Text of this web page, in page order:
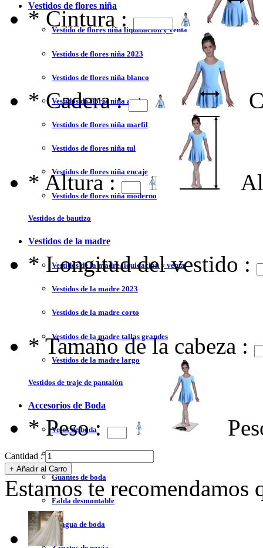
Vestidos de flores niña
Vestido de flores niña liquidación y venta
Vestidos de flores niña 2023
Vestidos de flores niña blanco
Vestidos de flores niña azul
Vestidos de flores niña marfil
Vestidos de flores niña tul
Vestidos de flores niña encaje
Vestidos de flores niña moderno
Vestidos de bautizo
Vestidos de la madre
Vestidos de la madre liquidación y venta
Vestidos de la madre 2023
Vestidos de la madre corto
Vestidos de la madre tallas grandes
Vestidos de la madre largo
Vestidos de traje de pantalón
Accesorios de Boda
Velos de boda
Chales de boda
Guantes de boda
Falda desmontable
Enagua de boda
* Cintura :
* Cadera :
* Altura :
* Longitud del vestido :
* Tamaño de la cabeza :
* Peso :
Cantidad :
Estamos te recomendamos